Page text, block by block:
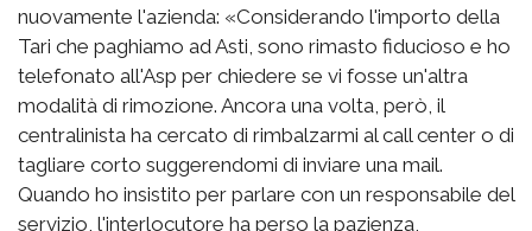
nuovamente l'azienda: «Considerando l'importo della
Tari che paghiamo ad Asti, sono rimasto fiducioso e ho
telefonato all'Asp per chiedere se vi fosse un'altra
modalità di rimozione. Ancora una volta, però, il
centralinista ha cercato di rimbalzarmi al call center o di
tagliare corto suggerendomi di inviare una mail.
Quando ho insistito per parlare con un responsabile del
servizio, l'interlocutore ha perso la pazienza,